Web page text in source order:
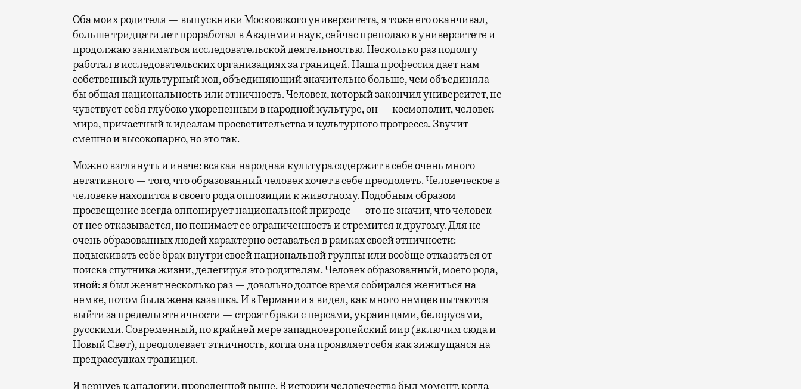
Оба моих родителя — выпускники Московского университета, я тоже его оканчивал,
больше тридцати лет проработал в Академии наук, сейчас преподаю в университете и
продолжаю заниматься исследовательской деятельностью. Несколько раз подолгу
работал в исследовательских организациях за границей. Наша профессия дает нам
собственный культурный код, объединяющий значительно больше, чем объединяла
бы общая национальность или этничность. Человек, который закончил университет, не
чувствует себя глубоко укорененным в народной культуре, он — космополит, человек
мира, причастный к идеалам просветительства и культурного прогресса. Звучит
смешно и высокопарно, но это так.
Можно взглянуть и иначе: всякая народная культура содержит в себе очень много
негативного — того, что образованный человек хочет в себе преодолеть. Человеческое в
человеке находится в своего рода оппозиции к животному. Подобным образом
просвещение всегда оппонирует национальной природе — это не значит, что человек
от нее отказывается, но понимает ее ограниченность и стремится к другому. Для не
очень образованных людей характерно оставаться в рамках своей этничности:
подыскивать себе брак внутри своей национальной группы или вообще отказаться от
поиска спутника жизни, делегируя это родителям. Человек образованный, моего рода,
иной: я был женат несколько раз — довольно долгое время собирался жениться на
немке, потом была жена казашка. И в Германии я видел, как много немцев пытаются
выйти за пределы этничности — строят браки с персами, украинцами, белорусами,
русскими. Современный, по крайней мере западноевропейский мир (включим сюда и
Новый Свет), преодолевает этничность, когда она проявляет себя как зиждущаяся на
предрассудках традиция.
Я вернусь к аналогии, проведенной выше. В истории человечества был момент, когда